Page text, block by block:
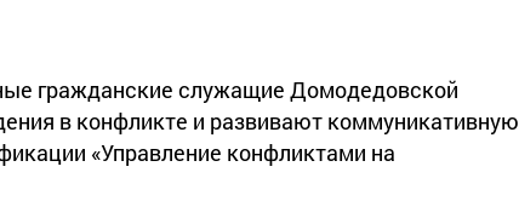
гражданские служащие Домодедовской
в конфликте и развивают коммуникативную
«Управление конфликтами на